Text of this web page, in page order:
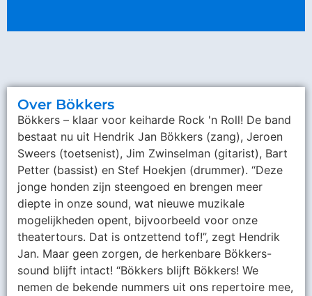
Over Bökkers
Bökkers – klaar voor keiharde Rock 'n Roll! De band
bestaat nu uit Hendrik Jan Bökkers (zang), Jeroen
Sweers (toetsenist), Jim Zwinselman (gitarist), Bart
Petter (bassist) en Stef Hoekjen (drummer). “Deze
jonge honden zijn steengoed en brengen meer
diepte in onze sound, wat nieuwe muzikale
mogelijkheden opent, bijvoorbeeld voor onze
theatertours. Dat is ontzettend tof!”, zegt Hendrik
Jan. Maar geen zorgen, de herkenbare Bökkers-
sound blijft intact! “Bökkers blijft Bökkers! We
nemen de bekende nummers uit ons repertoire mee,